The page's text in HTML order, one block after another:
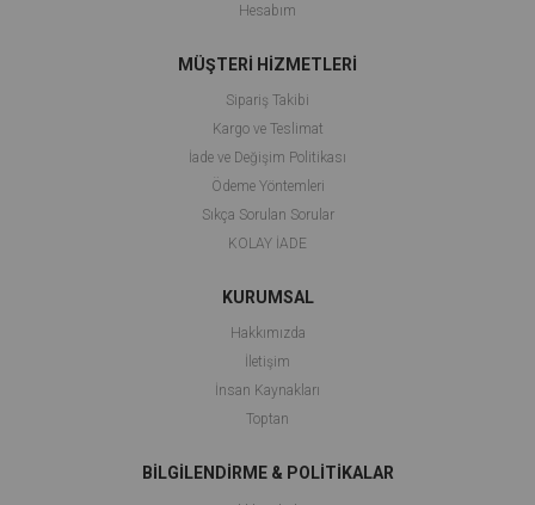
Hesabım
MÜŞTERİ HİZMETLERİ
Sipariş Takibi
Kargo ve Teslimat
İade ve Değişim Politikası
Ödeme Yöntemleri
Sıkça Sorulan Sorular
KOLAY İADE
KURUMSAL
Hakkımızda
İletişim
İnsan Kaynakları
Toptan
BİLGİLENDİRME & POLİTİKALAR